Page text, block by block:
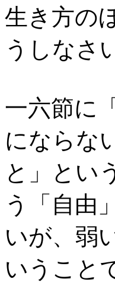
生き方の
うしなさ
一六節に
にならな
と」とい
う「自由
いが、弱
いうこと